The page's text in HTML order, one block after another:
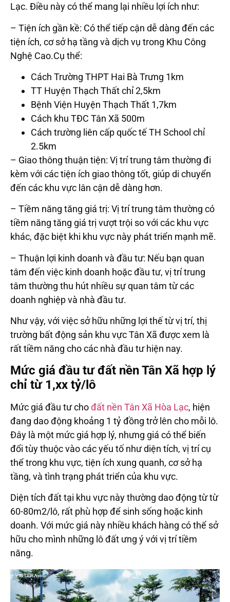
Lạc. Điều này có thể mang lại nhiều lợi ích như:
– Tiện ích gần kề: Có thể tiếp cận dễ dàng đến các
tiện ích, cơ sở hạ tầng và dịch vụ trong Khu Công
Nghệ Cao.Cụ thể:
Cách Trường THPT Hai Bà Trưng 1km
TT Huyện Thạch Thất chỉ 2,5km
Bệnh Viện Huyện Thạch Thất 1,7km
Cách khu TĐC Tân Xã 500m
Cách trường liên cấp quốc tế TH School chỉ
2.5km
– Giao thông thuận tiện: Vị trí trung tâm thường đi
kèm với các tiện ích giao thông tốt, giúp di chuyển
đến các khu vực lân cận dễ dàng hơn.
– Tiềm năng tăng giá trị: Vị trí trung tâm thường có
tiềm năng tăng giá trị vượt trội so với các khu vực
khác, đặc biệt khi khu vực này phát triển mạnh mẽ.
– Thuận lợi kinh doanh và đầu tư: Nếu bạn quan
tâm đến việc kinh doanh hoặc đầu tư, vị trí trung
tâm thường thu hút nhiều sự quan tâm từ các
doanh nghiệp và nhà đầu tư.
Như vậy, với việc sở hữu những lợi thế từ vị trí, thị
trường bất động sản khu vực Tân Xã được xem là
rất tiềm năng cho các nhà đầu tư hiện nay.
Mức giá đầu tư đất nền Tân Xã hợp lý
chỉ từ 1,xx tỷ/lô
Mức giá đầu tư chođất nền Tân Xã Hòa Lạc, hiện
đang dao động khoảng 1 tỷ đồng trở lên cho mỗi lô.
Đây là một mức giá hợp lý, nhưng giá có thể biến
đổi tùy thuộc vào các yếu tố như diện tích, vị trí cụ
thể trong khu vực, tiện ích xung quanh, cơ sở hạ
tầng, và tình trạng phát triển của khu vực.
Diện tích đất tại khu vực này thường dao động từ từ
60-80m2/lô, rất phù hợp để sinh sống hoặc kinh
doanh. Với mức giá này nhiều khách hàng có thể sở
hữu cho mình những lô đất ưng ý với vị trí tiềm
năng.